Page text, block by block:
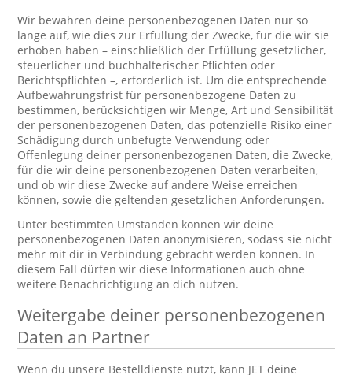
Wir bewahren deine personenbezogenen Daten nur so
lange auf, wie dies zur Erfüllung der Zwecke, für die wir sie
erhoben haben – einschließlich der Erfüllung gesetzlicher,
steuerlicher und buchhalterischer Pflichten oder
Berichtspflichten –, erforderlich ist. Um die entsprechende
Aufbewahrungsfrist für personenbezogene Daten zu
bestimmen, berücksichtigen wir Menge, Art und Sensibilität
der personenbezogenen Daten, das potenzielle Risiko einer
Schädigung durch unbefugte Verwendung oder
Offenlegung deiner personenbezogenen Daten, die Zwecke,
für die wir deine personenbezogenen Daten verarbeiten,
und ob wir diese Zwecke auf andere Weise erreichen
können, sowie die geltenden gesetzlichen Anforderungen.
Unter bestimmten Umständen können wir deine
personenbezogenen Daten anonymisieren, sodass sie nicht
mehr mit dir in Verbindung gebracht werden können. In
diesem Fall dürfen wir diese Informationen auch ohne
weitere Benachrichtigung an dich nutzen.
Weitergabe deiner personenbezogenen
Daten an Partner
Wenn du unsere Bestelldienste nutzt, kann JET deine